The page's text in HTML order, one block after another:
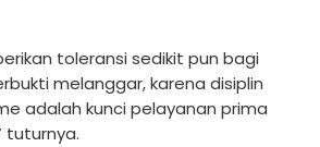
toleransi sedikit pun bagi
melanggar, karena disiplin
adalah kunci pelayanan prima
tuturnya.